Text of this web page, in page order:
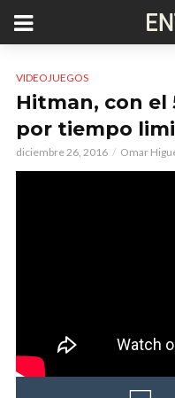
VIDEOJUEGOS
Hitman, con el
por tiempo
diciembre 26, 2016 Omar